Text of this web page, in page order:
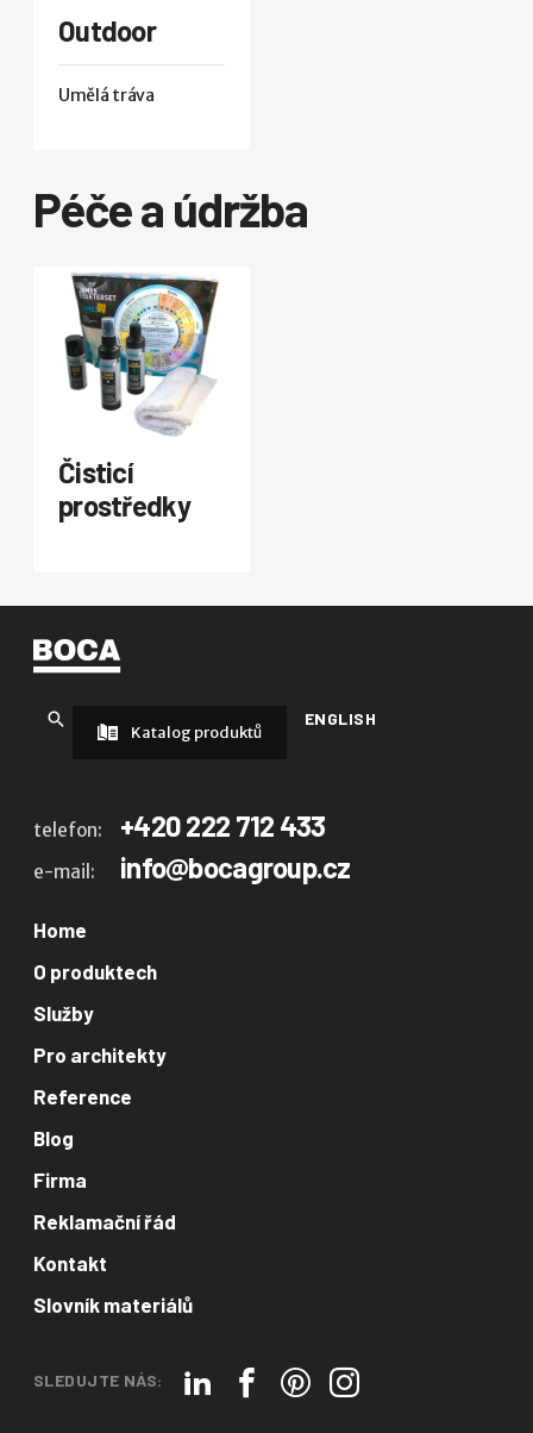
Outdoor
Umělá tráva
Péče a údržba
Čisticí
prostředky
ENGLISH
Katalog produktů
telefon: +420 222 712 433
e-mail: info@bocagroup.cz
Home
O produktech
Služby
Pro architekty
Reference
Blog
Firma
Reklamační řád
Kontakt
Slovník materiálů
SLEDUJTE NÁS: